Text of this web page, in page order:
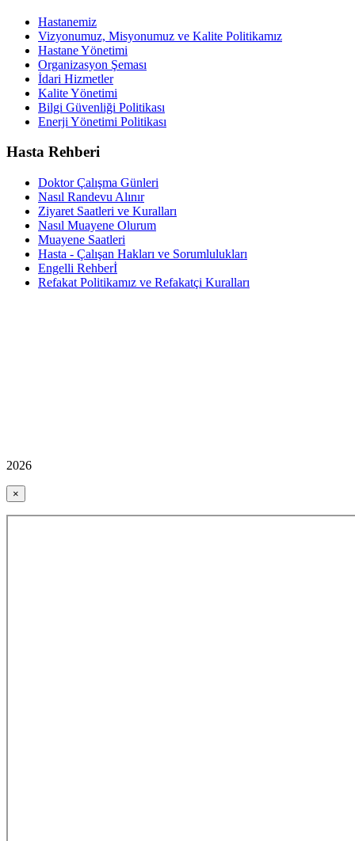
Hastanemiz
Vizyonumuz, Misyonumuz ve Kalite Politikamız
Hastane Yönetimi
Organizasyon Şeması
İdari Hizmetler
Kalite Yönetimi
Bilgi Güvenliği Politikası
Enerji Yönetimi Politikası
Hasta Rehberi
Doktor Çalışma Günleri
Nasıl Randevu Alınır
Ziyaret Saatleri ve Kuralları
Nasıl Muayene Olurum
Muayene Saatleri
Hasta - Çalışan Hakları ve Sorumlulukları
Engelli Rehberİ
Refakat Politikamız ve Refakatçi Kuralları
2026
×